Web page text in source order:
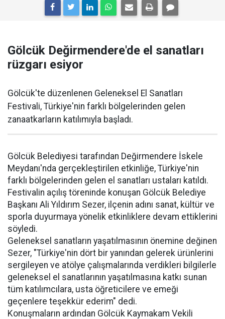
Gölcük Değirmendere'de el sanatları
rüzgarı esiyor
Gölcük'te düzenlenen Geleneksel El Sanatları
Festivali, Türkiye'nin farklı bölgelerinden gelen
zanaatkarların katılımıyla başladı.
Gölcük Belediyesi tarafından Değirmendere İskele
Meydanı'nda gerçekleştirilen etkinliğe, Türkiye'nin
farklı bölgelerinden gelen el sanatları ustaları katıldı.
Festivalin açılış töreninde konuşan Gölcük Belediye
Başkanı Ali Yıldırım Sezer, ilçenin adını sanat, kültür ve
sporla duyurmaya yönelik etkinliklere devam ettiklerini
söyledi.
Geleneksel sanatların yaşatılmasının önemine değinen
Sezer, "Türkiye'nin dört bir yanından gelerek ürünlerini
sergileyen ve atölye çalışmalarında verdikleri bilgilerle
geleneksel el sanatlarının yaşatılmasına katkı sunan
tüm katılımcılara, usta öğreticilere ve emeği
geçenlere teşekkür ederim" dedi.
Konuşmaların ardından Gölcük Kaymakam Vekili